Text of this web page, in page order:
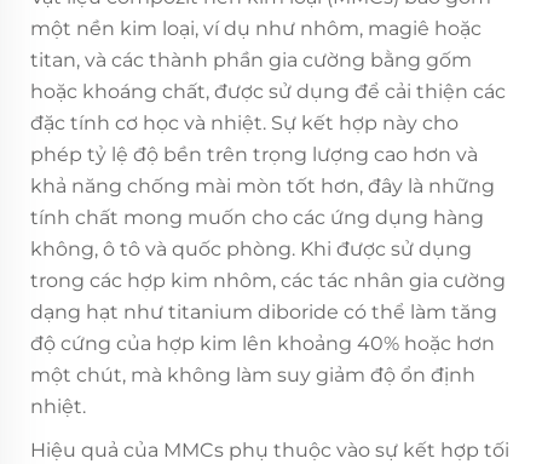
một nền kim loại, ví dụ như nhôm, magiê hoặc
titan, và các thành phần gia cường bằng gốm
hoặc khoáng chất, được sử dụng để cải thiện các
đặc tính cơ học và nhiệt. Sự kết hợp này cho
phép tỷ lệ độ bền trên trọng lượng cao hơn và
khả năng chống mài mòn tốt hơn, đây là những
tính chất mong muốn cho các ứng dụng hàng
không, ô tô và quốc phòng. Khi được sử dụng
trong các hợp kim nhôm, các tác nhân gia cường
dạng hạt như titanium diboride có thể làm tăng
độ cứng của hợp kim lên khoảng 40% hoặc hơn
một chút, mà không làm suy giảm độ ổn định
nhiệt.
Hiệu quả của MMCs phụ thuộc vào sự kết hợp tối